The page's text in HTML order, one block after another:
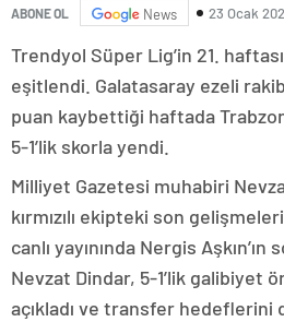
ABONE OL News 23 Ocak
Trendyol Süper Lig’in 21.
eşitlendi. Galatasaray ezeli
puan kaybettiği haftada
5-1’lik skorla yendi.
Milliyet Gazetesi muhabiri
kırmızılı ekipteki son
canlı yayınında Nergis Aşkın’ın
Nevzat Dindar, 5-1’lik galibiyet
açıkladı ve transfer hedeflerini